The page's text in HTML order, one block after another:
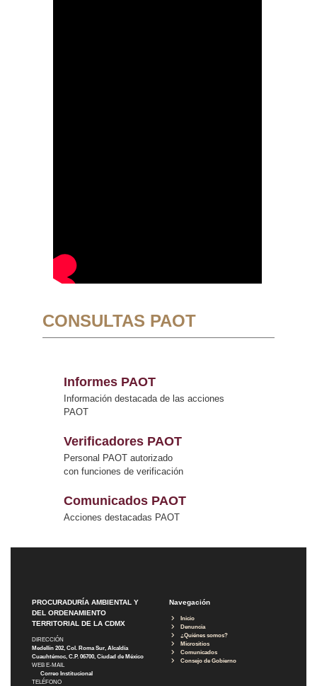
CONSULTAS PAOT
Informes PAOT
Información destacada de las acciones
PAOT
Verificadores PAOT
Personal PAOT autorizado
con funciones de verificación
Comunicados PAOT
Acciones destacadas PAOT
PROCURADURÍA AMBIENTAL Y
DEL ORDENAMIENTO
TERRITORIAL DE LA CDMX
DIRECCIÓN
Medellín 202, Col. Roma Sur, Alcaldía
Cuauhtémoc, C.P. 06700, Ciudad de México
WEB E-MAIL
Correo Institucional
TELÉFONO
Navegación
Inicio
Denuncia
¿Quiénes somos?
Micrositios
Comunicados
Consejo de Gobierno